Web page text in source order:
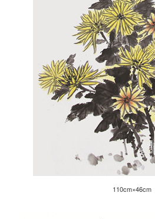
110cm×46cm